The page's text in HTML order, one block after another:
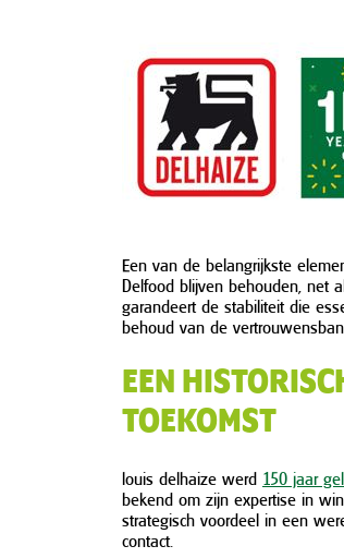
Een van de belangrijkste
Delfood blijven behouden, net
garandeert de stabiliteit die
behoud van de
EEN
TOEKOMST
louis delhaize werd 150 jaar
bekend om zijn expertise in
strategisch voordeel in een
contact.